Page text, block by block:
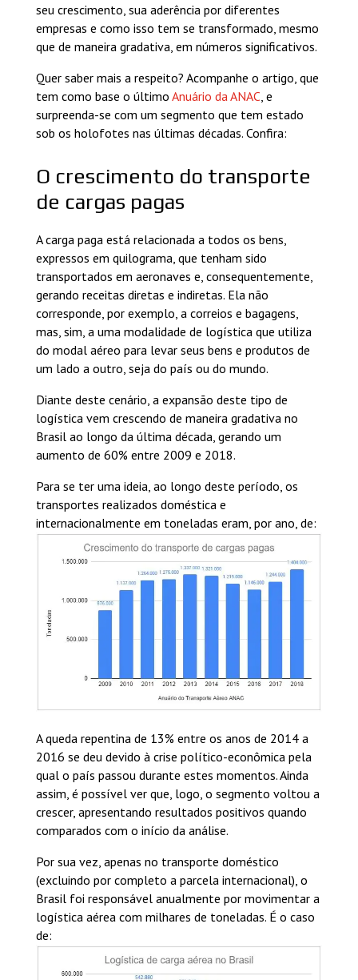
seu crescimento, sua aderência por diferentes
empresas e como isso tem se transformado, mesmo
que de maneira gradativa, em números significativos.
Quer saber mais a respeito? Acompanhe o artigo, que
tem como base o último Anuário da ANAC, e
surpreenda-se com um segmento que tem estado
sob os holofotes nas últimas décadas. Confira:
O crescimento do transporte
de cargas pagas
A carga paga está relacionada a todos os bens,
expressos em quilograma, que tenham sido
transportados em aeronaves e, consequentemente,
gerando receitas diretas e indiretas. Ela não
corresponde, por exemplo, a correios e bagagens,
mas, sim, a uma modalidade de logística que utiliza
do modal aéreo para levar seus bens e produtos de
um lado a outro, seja do país ou do mundo.
Diante deste cenário, a expansão deste tipo de
logística vem crescendo de maneira gradativa no
Brasil ao longo da última década, gerando um
aumento de 60% entre 2009 e 2018.
Para se ter uma ideia, ao longo deste período, os
transportes realizados doméstica e
internacionalmente em toneladas eram, por ano, de:
A queda repentina de 13% entre os anos de 2014 a
2016 se deu devido à crise político-econômica pela
qual o país passou durante estes momentos. Ainda
assim, é possível ver que, logo, o segmento voltou a
crescer, apresentando resultados positivos quando
comparados com o início da análise.
Por sua vez, apenas no transporte doméstico
(excluindo por completo a parcela internacional), o
Brasil foi responsável anualmente por movimentar a
logística aérea com milhares de toneladas. É o caso
de: